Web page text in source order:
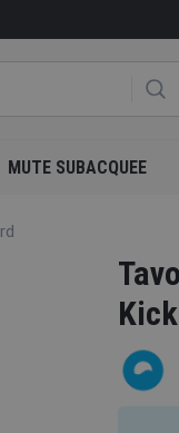
MUTE SUBACQUEE